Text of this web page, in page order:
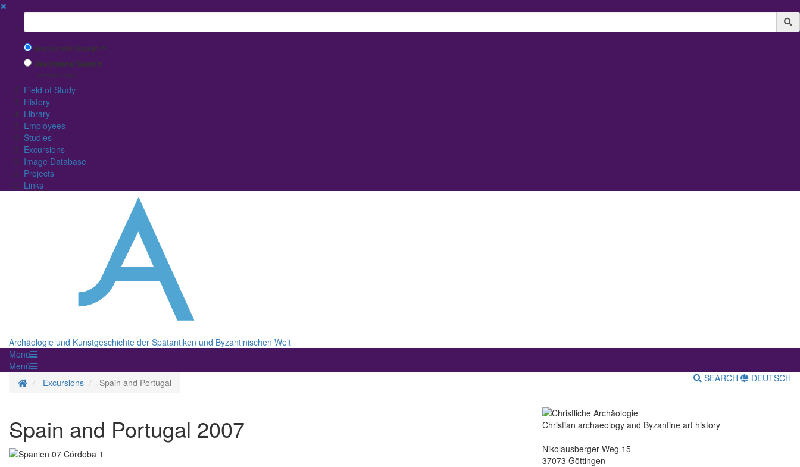
✖
Suchbegriff
Search with Google™
Use Internal Search
(limited result quality)
Field of Study
History
Library
Employees
Studies
Excursions
Image Database
Projects
Links
Archäologie und Kunstgeschichte der Spätantiken und Byzantinischen Welt
Menü
Menü
Homepage
Excursions Spain and Portugal SEARCH DEUTSCH
Spain and Portugal 2007
Christian archaeology and Byzantine art history
Nikolausberger Weg 15
37073 Göttingen